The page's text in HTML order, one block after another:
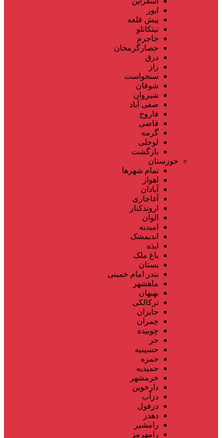
ایور
پیش قلعه
تیتکانلو
جاجرم
حصارگرمخان
درق
راز
سنخواست
شوقان
شیروان
صفی آباد
فاروج
قاضی
گرمه
لوجلی
بازگشت
خوزستان
تمام شهر‌ها
اهواز
آبادان
آغاجاری
اروندکنار
الوان
امیدیه
اندیمشک
ایذه
باغ ملک
بستان
بندر امام خمینی
ماهشهر
بهبهان
ترکالکی
جایزان
چمران
چوبیده
حر
حسینیه
حمزه
حمیدیه
خرمشهر
دارخوین
دزآب
دزفول
دهدز
رامشیر
رامهرمز